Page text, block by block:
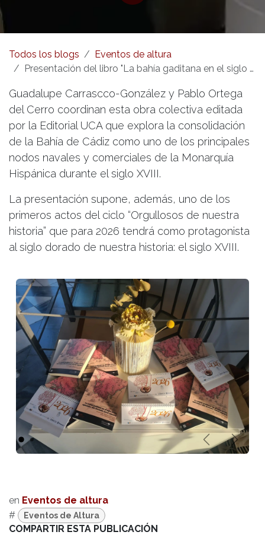
Todos los blogs
Eventos de altura
Presentación del libro "La bahía gaditana en el siglo XVIII: epicentro del dominio naval español"
Guadalupe Carrascco-González y Pablo Ortega
del Cerro coordinan esta obra colectiva editada
por la Editorial UCA que explora la consolidación
de la Bahía de Cádiz como uno de los principales
nodos navales y comerciales de la Monarquía
Hispánica durante el siglo XVIII.
La presentación supone, además, uno de los
primeros actos del ciclo “Orgullosos de nuestra
historia” que para 2026 tendrá como protagonista
al siglo dorado de nuestra historia: el siglo XVIII.
Anterior
en Eventos de altura
#
Eventos de Altura
COMPARTIR ESTA PUBLICACIÓN